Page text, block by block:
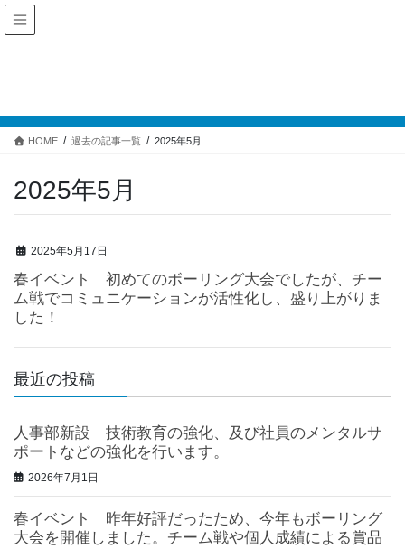
HOME 過去の記事一覧 2025年5月
2025年5月
2025年5月17日
春イベント 初めてのボーリング大会でしたが、チー
ム戦でコミュニケーションが活性化し、盛り上がりま
した！
最近の投稿
人事部新設 技術教育の強化、及び社員のメンタルサ
ポートなどの強化を行います。
2026年7月1日
春イベント 昨年好評だったため、今年もボーリング
大会を開催しました。チーム戦や個人成績による賞品